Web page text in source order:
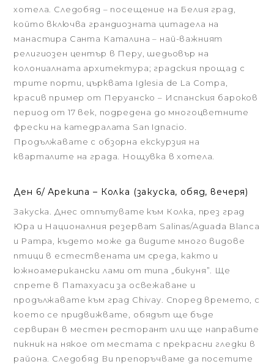
хотела. Следобяд – посещение на Белия град,
който включва грандиозната цитадела на
манастира Санта Каталина – най-важният
религиозен център в Перу, шедьовър на
колониалната архитектура; градския прощад с
трите порти, църквата Iglesia de La Compa,
красив пример от Перуанско – Испанския бароков
период от 17 век, подредена до многоцветните
фрески на катедралата San Ignacio.
Продължавате с обзорна екскурзия на
кварталите на града. Нощувка в хотела.
Ден 6/ Арекипа – Колка (закуска, обяд, вечеря)
Закуска. Днес отпътувате към Колка, през град
Юра и Националния резерват Salinas/Aguada Blanca
и Pampa, където може да видите много видове
птици в естествената им среда, както и
южноамерикански лами от типа „бикуня”. Ще
спрете в Патахуаси за освежаване и
продължавате към град Chivay. Според времето, с
което се придвижвате, обядът ще бъде
сервиран в местен ресторант или ще направите
пикник на някое от местата с прекрасни гледки в
района. Следобяд Ви препоръчваме да посетите